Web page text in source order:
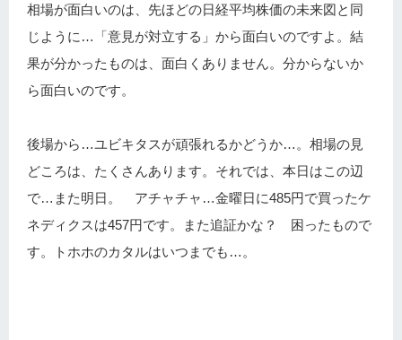
相場が面白いのは、先ほどの日経平均株価の未来図と同
じように…「意見が対立する」から面白いのですよ。結
果が分かったものは、面白くありません。分からないか
ら面白いのです。
後場から…ユビキタスが頑張れるかどうか…。相場の見
どころは、たくさんあります。それでは、本日はこの辺
で…また明日。 アチャチャ…金曜日に485円で買ったケ
ネディクスは457円です。また追証かな？ 困ったもので
す。トホホのカタルはいつまでも…。